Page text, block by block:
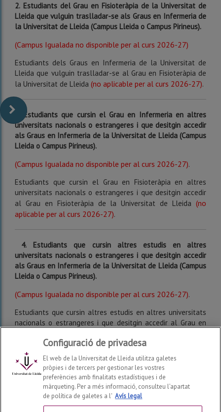
2. Estudiants del Grau en Fisioteràpia de la Universitat de
Lleida que vulguin traslladar-se als Graus en Infermeria de
la Universitat de Lleida (Campus Lleida o Campus Pirineus).
(Campus Igualada no disponible per al curs 2026-27)
Estudiants dels Graus en Infermeria de la Universitat de
Lleida que vulguin traslladar-se al Grau en Fisioteràpia de
la Universitat de Lleida (no aplicable per al curs 2026-27).
Estudiants que cursin el Grau en Infermeria en altres
universitats nacionals o estrangeres i que desitgin accedir
als Graus en Infermeria de la Universitat de Lleida (Campus
Lleida o Campus Pirineus).
(Campus Igualada no disponible per al curs 2026-27).
Estudiants que cursin el Grau en Fisioteràpia en altres
universitats nacionals o estrangeres i que desitgin accedir
al Grau en Fisioteràpia de la Universitat de Lleida (no
aplicable per al curs 2026-27).
4.
Estudiants que cursin altres estudis en altres
universitats nacionals o estrangeres i que desitgin accedir
als Graus en Infermeria de la Universitat de Lleida (Campus
Lleida o Campus Pirineus).
(Campus Igualada no disponible per al curs 2026-27).
Estudiants que cursin altres estudis en altres universitats
nacionals o estrangeres i que desitgin accedir al Grau en
curs 2026-27).
Facultat d'Infermeria i Fisioteràpia2026
Configuració de privadesa
El web de la Universitat de Lleida utilitza galetes
pròpies i de tercers per gestionar les vostres
preferències amb finalitats estadístiques i de
màrqueting. Per a més informació, consulteu l’apartat
de política de galetes a l' Avís legal